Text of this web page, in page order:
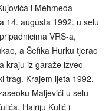
i Mehmeda
14. augusta 1992. u selu
VRS-a,
a Šefika Hurku tjerao
kraju iz garaže izveo
trag. Krajem ljeta 1992.
Maljevići u selu
Hajriju Kulić i